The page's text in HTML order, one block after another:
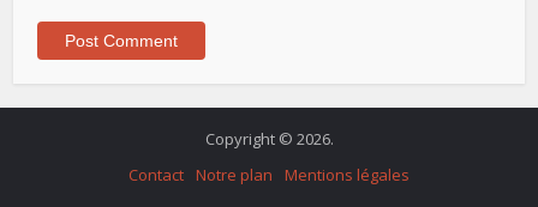
Copyright © 2026.
Contact
Notre plan Mentions légales